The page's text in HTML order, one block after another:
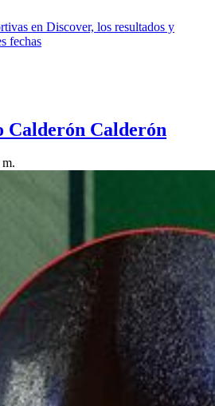
en Discover, los resultados y
fechas
Calderón Calderón